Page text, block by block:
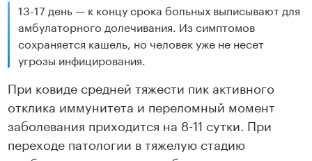
13-17 день — к концу срока больных выписывают для
амбулаторного долечивания. Из симптомов
сохраняется кашель, но человек уже не несет
угрозы инфицирования.
При ковиде средней тяжести пик активного
отклика иммунитета и переломный момент
заболевания приходится на 8-11 сутки. При
переходе патологии в тяжелую стадию